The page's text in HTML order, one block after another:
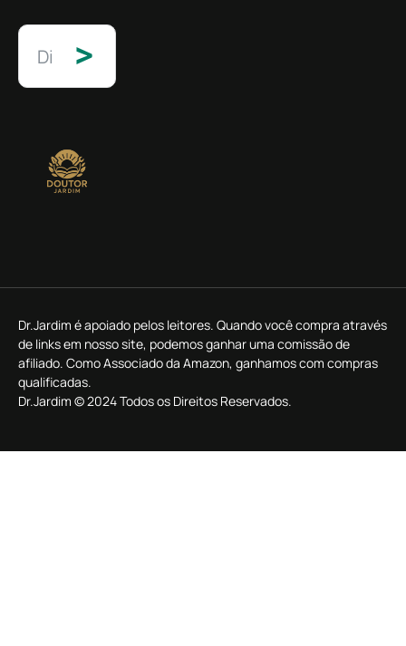
>
Dr.Jardim é apoiado pelos leitores. Quando você compra através
de links em nosso site, podemos ganhar uma comissão de
afiliado. Como Associado da Amazon, ganhamos com compras
qualificadas.
Dr.Jardim © 2024 Todos os Direitos Reservados.